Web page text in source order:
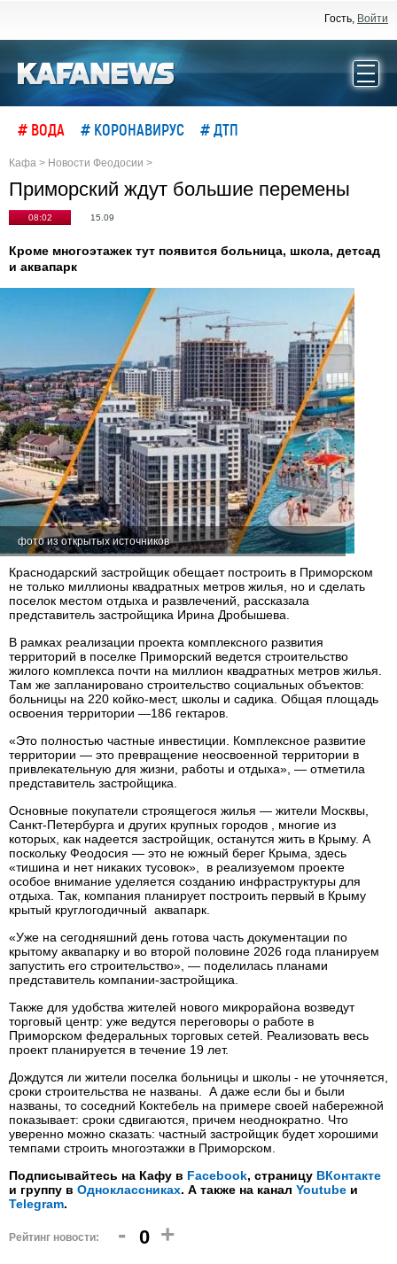
Гость, Войти
# ВОДА # КОРОНАВИРУС # ДТП
Кафа > Новости Феодосии >
Приморский ждут большие перемены
08:02 15.09
Кроме многоэтажек тут появится больница, школа, детсад
и аквапарк
фото из открытых источников
Краснодарский застройщик обещает построить в Приморском
не только миллионы квадратных метров жилья, но и сделать
поселок местом отдыха и развлечений, рассказала
представитель застройщика Ирина Дробышева.
В рамках реализации проекта комплексного развития
территорий в поселке Приморский ведется строительство
жилого комплекса почти на миллион квадратных метров жилья.
Там же запланировано строительство социальных объектов:
больницы на 220 койко-мест, школы и садика. Общая площадь
освоения территории —186 гектаров.
«Это полностью частные инвестиции. Комплексное развитие
территории — это превращение неосвоенной территории в
привлекательную для жизни, работы и отдыха», — отметила
представитель застройщика.
Основные покупатели строящегося жилья — жители Москвы,
Санкт-Петербурга и других крупных городов , многие из
которых, как надеется застройщик, останутся жить в Крыму. А
поскольку Феодосия — это не южный берег Крыма, здесь
«тишина и нет никаких тусовок», в реализуемом проекте
особое внимание уделяется созданию инфраструктуры для
отдыха. Так, компания планирует построить первый в Крыму
крытый круглогодичный аквапарк.
«Уже на сегодняшний день готова часть документации по
крытому аквапарку и во второй половине 2026 года планируем
запустить его строительство», — поделилась планами
представитель компании-застройщика.
Также для удобства жителей нового микрорайона возведут
торговый центр: уже ведутся переговоры о работе в
Приморском федеральных торговых сетей. Реализовать весь
проект планируется в течение 19 лет.
Дождутся ли жители поселка больницы и школы - не уточняется,
сроки строительства не названы. А даже если бы и были
названы, то соседний Коктебель на примере своей набережной
показывает: сроки сдвигаются, причем неоднократно. Что
уверенно можно сказать: частный застройщик будет хорошими
темпами строить многоэтажки в Приморском.
Подписывайтесь на Кафу в Facebook, страницу ВКонтакте
и группу в Одноклассниках. А также на канал Youtube и
Telegram.
Рейтинг новости: - 0 +